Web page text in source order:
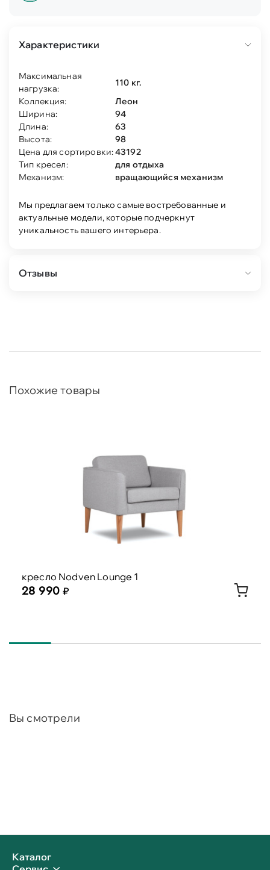
Характеристики
Максимальная
нагрузка:
110 кг.
Коллекция:
Леон
Ширина:
94
Длина:
63
Высота:
98
Цена для сортировки:43192
Тип кресел:
для отдыха
Механизм:
вращающийся механизм
Мы предлагаем только самые востребованные и
актуальные модели, которые подчеркнут
уникальность вашего интерьера.
Отзывы
Похожие товары
кресло Nodven Lounge 1
28 990
Вы смотрели
Каталог